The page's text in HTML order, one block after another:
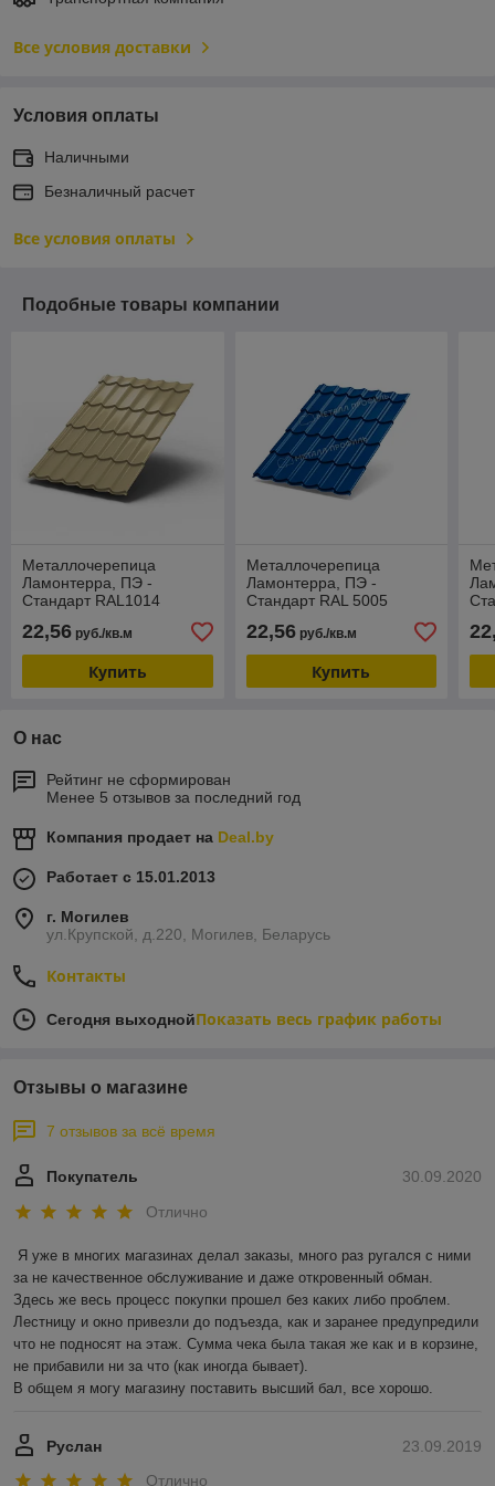
Все условия доставки
Условия оплаты
Наличными
Безналичный расчет
Все условия оплаты
Подобные товары компании
Металлочерепица
Ламонтерра, ПЭ -
Стандарт RAL1014
22,56 руб./кв.м
Купить
Металлочерепица
Ламонтерра, ПЭ -
Стандарт RAL 5005
22,56руб./кв.м
Купить
О нас
Рейтинг не сформирован
Менее 5 отзывов за последний год
Компания продает на Deal.by
Работает с 15.01.2013
г. Могилев
ул.Крупской, д.220, Могилев, Беларусь
Контакты
Сегодня выходнойПоказать весь график работы
Отзывы о магазине
7 отзывов за всё время
30.09.2020
Покупатель
Отлично
Я уже в многих магазинах делал заказы, много раз ругался с ними
за не качественное обслуживание и даже откровенный обман.
Здесь же весь процесс покупки прошел без каких либо проблем.
Лестницу и окно привезли до подъезда, как и заранее предупредили
что не подносят на этаж. Сумма чека была такая же как и в корзине,
не прибавили ни за что (как иногда бывает).
В общем я могу магазину поставить высший бал, все хорошо.
23.09.2019
Руслан
Отлично